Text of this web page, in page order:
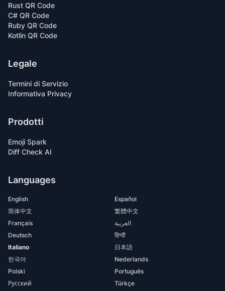
Rust QR Code
C# QR Code
Ruby QR Code
Kotlin QR Code
Legale
Termini di Servizio
Informativa Privacy
Prodotti
Emoji Spark
Diff Check AI
Languages
English
Español
简体中文
繁體中文
Français
العربية
Deutsch
हिन्दी
Italiano
日本語
한국어
Nederlands
Polski
Português
Русский
Türkçe